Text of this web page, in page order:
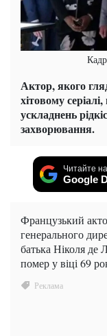
Актор, якого
хітовому
ускладнень
захворювання.
Читайте
Google
Французький
генерального
батька Ніколя де
помер у віці 69